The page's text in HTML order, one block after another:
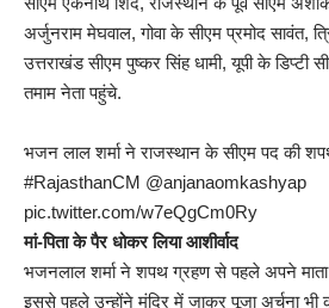
अर्जुनराम मेघवाल, गोवा के सीएम प्रमोद सावंत,
उत्तराखंड सीएम पुष्कर सिंह धामी, यूपी के डिप्टी
तमाम नेता पहुंचे.
भजन लाल शर्मा ने राजस्थान के सीएम पद की
#RajasthanCM @anjanaomkashyap
pic.twitter.com/w7eQgCm0Ry
मां-पिता के पैर धोकर लिया आशीर्वाद
भजनलाल शर्मा ने शपथ ग्रहण से पहले अपने माता
इससे पहले उन्होंने मंदिर में जाकर पूजा अर्चना भी